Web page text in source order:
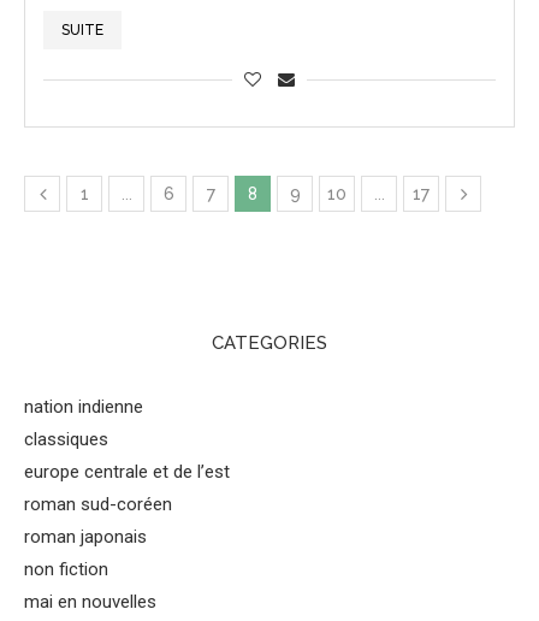
SUITE
1 6 7 8 9 10 17
CATEGORIES
nation indienne
classiques
europe centrale et de l’est
roman sud-coréen
roman japonais
non fiction
mai en nouvelles